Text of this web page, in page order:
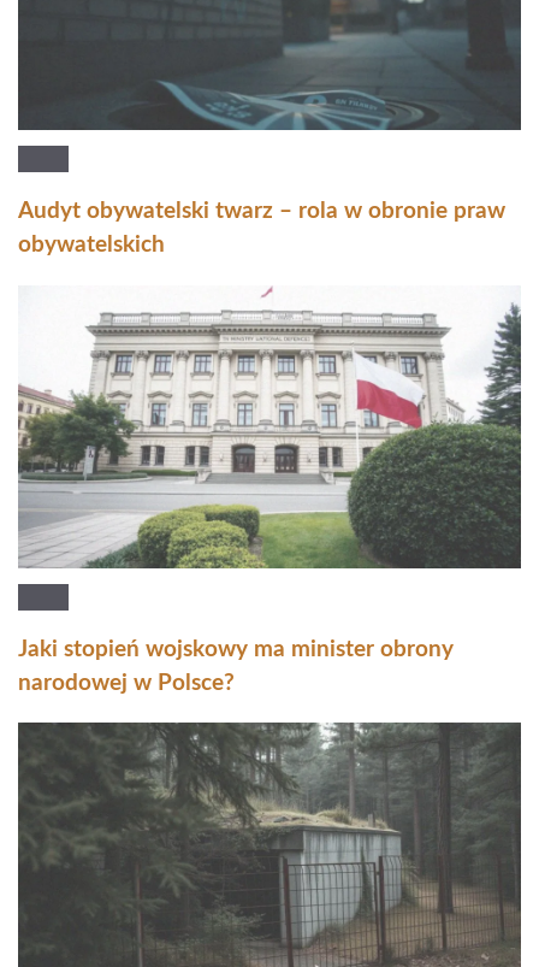
Audyt obywatelski twarz – rola w obronie praw
obywatelskich
Jaki stopień wojskowy ma minister obrony
narodowej w Polsce?